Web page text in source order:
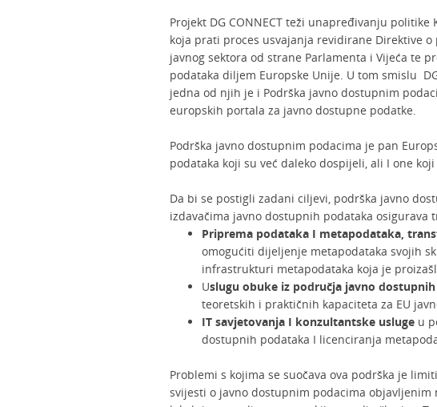
Projekt DG CONNECT teži unapređivanju
koja prati proces usvajanja revidirane Direktive
javnog sektora od strane Parlamenta i Vijeća te
podataka diljem Europske Unije. U tom smislu
jedna od njih je i Podrška javno dostupnim
europskih portala za javno dostupne podatke.
Podrška javno dostupnim podacima je pan
podataka koji su već daleko dospijeli, ali I one
Da bi se postigli zadani ciljevi, podrška javno
izdavačima javno dostupnih podataka osigurava
Priprema podataka I metapodataka,
omogućiti dijeljenje metapodataka svojih
infrastrukturi metapodataka koja je
Uslugu obuke iz područja javno
teoretskih i praktičnih kapaciteta za EU
IT savjetovanja I konzultantske usluge u
dostupnih podataka I licenciranja
Problemi s kojima se suočava ova podrška je
svijesti o javno dostupnim podacima